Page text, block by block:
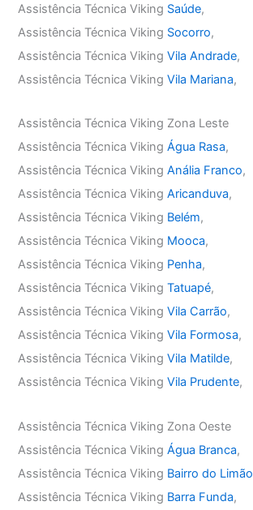
Assistência Técnica Viking Saúde,
Assistência Técnica Viking Socorro,
Assistência Técnica VikingVila Andrade,
Assistência Técnica VikingVila Mariana,
Assistência Técnica Viking Zona Leste
Assistência Técnica VikingÁgua Rasa,
Assistência Técnica VikingAnália Franco,
Assistência Técnica VikingAricanduva,
Assistência Técnica Viking Belém,
Assistência Técnica Viking Mooca,
Assistência Técnica Viking Penha,
Assistência Técnica VikingTatuapé,
Assistência Técnica VikingVila Carrão,
Assistência Técnica VikingVila Formosa,
Assistência Técnica VikingVila Matilde,
Assistência Técnica VikingVila Prudente,
Assistência Técnica Viking Zona Oeste
Assistência Técnica VikingÁgua Branca,
Assistência Técnica Viking Bairro do Limão
Assistência Técnica Viking Barra Funda,